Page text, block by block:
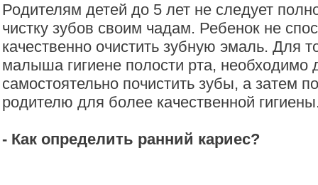
Родителям детей до 5 лет не следует
чистку зубов своим чадам. Ребенок не
качественно очистить зубную эмаль. Для
малыша гигиене полости рта, необходимо
самостоятельно почистить зубы, а затем
родителю для более качественной
- Как определить ранний кариес?